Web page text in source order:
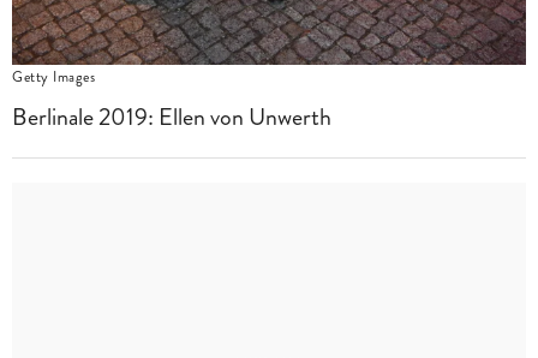
Getty Images
Berlinale 2019: Ellen von Unwerth